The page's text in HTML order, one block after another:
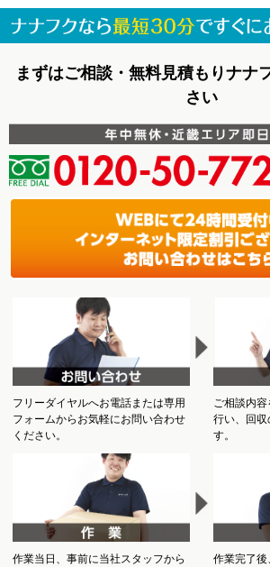
まずはご相談・無料見積もりナナ
さい
フリーダイヤルへお電話または専用
フォームからお気軽にお問い合わせ
ください。
ご相談内
行い、回収
す。
作業当日、事前に当社スタッフから
作業完了